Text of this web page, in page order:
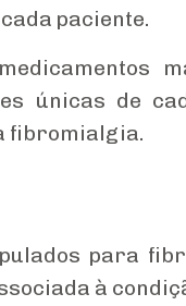
paciente.
únicas de
fibromialgia.
para
à